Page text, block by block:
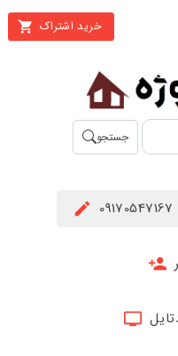
خرید اشتراک
جستجو